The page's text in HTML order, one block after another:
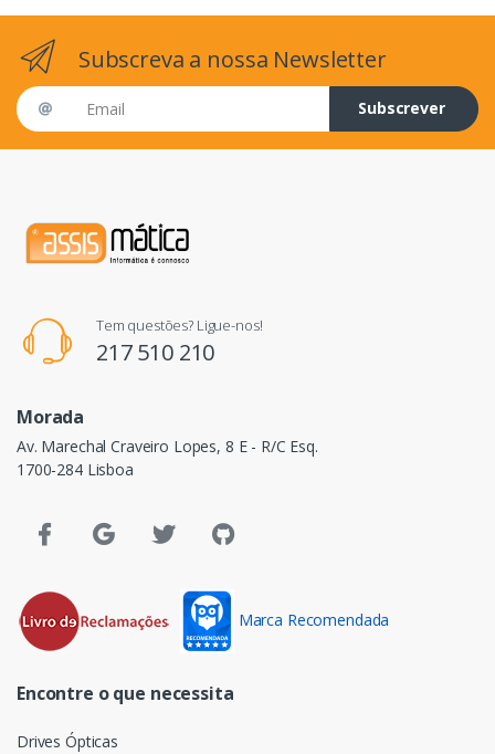
Subscreva a nossa Newsletter
Email address
Subscrever
Tem questões? Ligue-nos!
217 510 210
Morada
Av. Marechal Craveiro Lopes, 8 E - R/C Esq.
1700-284 Lisboa
Marca Recomendada
Encontre o que necessita
Drives Ópticas